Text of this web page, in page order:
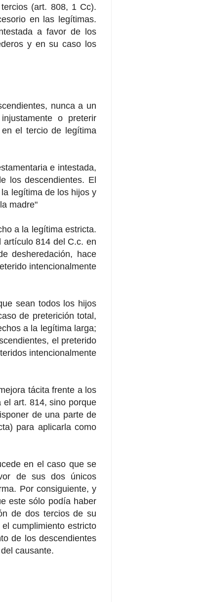
(art. 808, 1 Cc).
en las legítimas.
a favor de los
y en su caso los
nunca a un
o preterir
el tercio de legítima
e intestada,
los descendientes. El
legítima de los hijos y
madre"
a la legítima estricta.
814 del C.c. en
desheredación, hace
intencionalmente
sean todos los hijos
de preterición total,
a la legítima larga;
el preterido
intencionalmente
tácita frente a los
el art. 814, sino porque
de una parte de
para aplicarla como
en el caso que se
de sus dos únicos
Por consiguiente, y
este sólo podía haber
de dos tercios de su
cumplimiento estricto
de los descendientes
causante.